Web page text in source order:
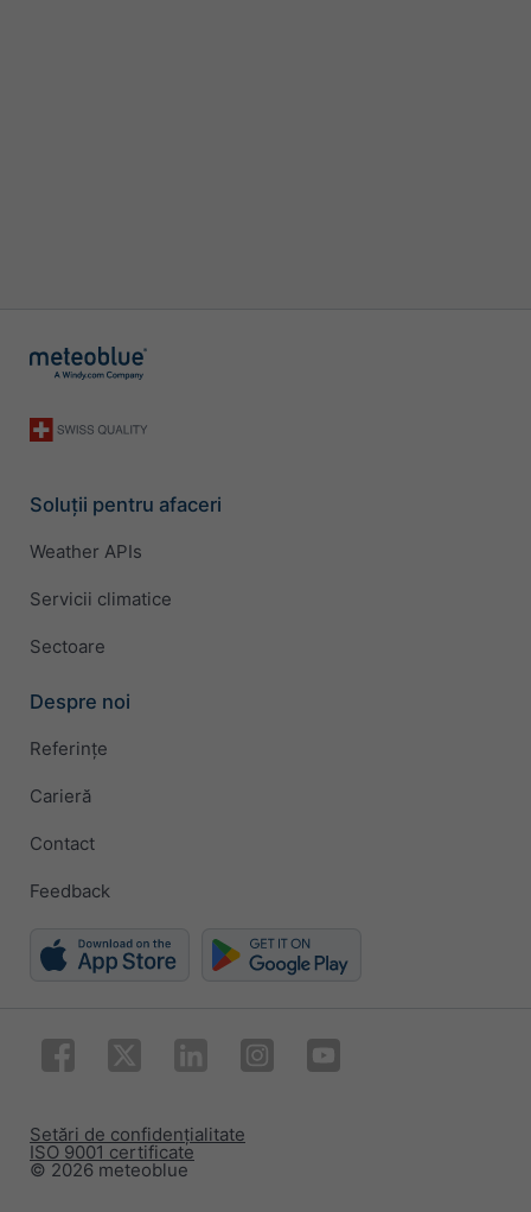
Soluții pentru afaceri
Weather APIs
Servicii climatice
Sectoare
Despre noi
Referințe
Carieră
Contact
Feedback
© 2026 meteoblue
ISO 9001 certificate
Setări de confidențialitate